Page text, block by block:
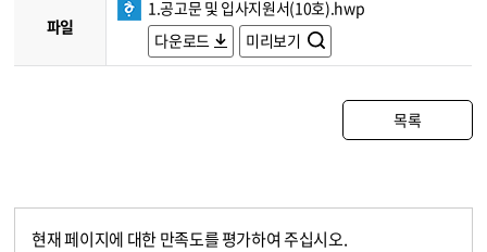
파일
1.공고문 및 입사지원서(10호).hwp
다운로드
미리보기
목록
현재 페이지에 대한 만족도를 평가하여 주십시오.